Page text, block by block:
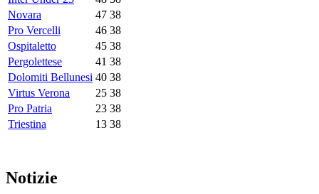
Novara
47 38
Pro Vercelli
46 38
Ospitaletto
45 38
Pergolettese
41 38
Dolomiti Bellunesi 40 38
Virtus Verona
25 38
Pro Patria
23 38
Triestina
13 38
Notizie